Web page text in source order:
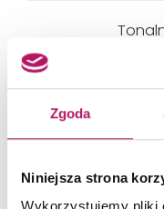
Zgoda
Niniejsza strona
PRODUKTY Z